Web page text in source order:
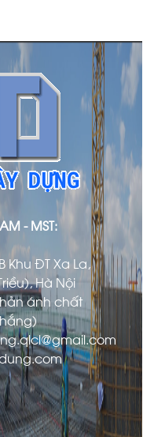
- MST:
Khu ĐT Xa La,
Hà Nội
ánh chất